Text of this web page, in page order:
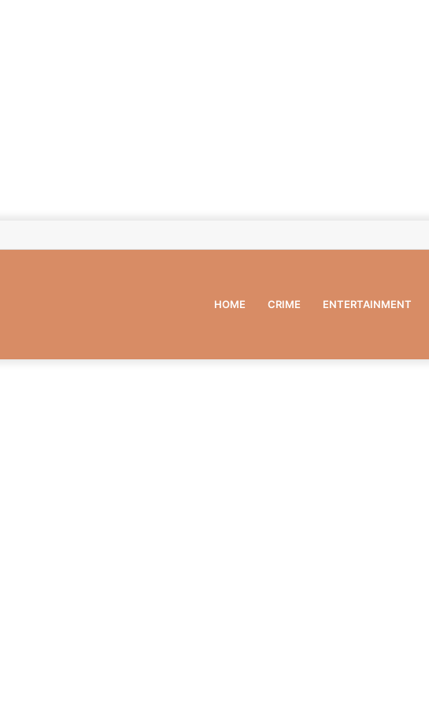
HOME CRIME ENTERTAINMENT